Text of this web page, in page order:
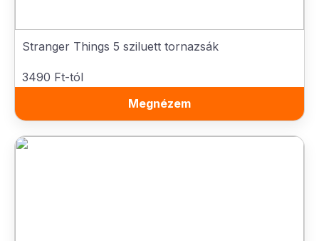
Stranger Things 5 sziluett tornazsák
3490 Ft-tól
Megnézem